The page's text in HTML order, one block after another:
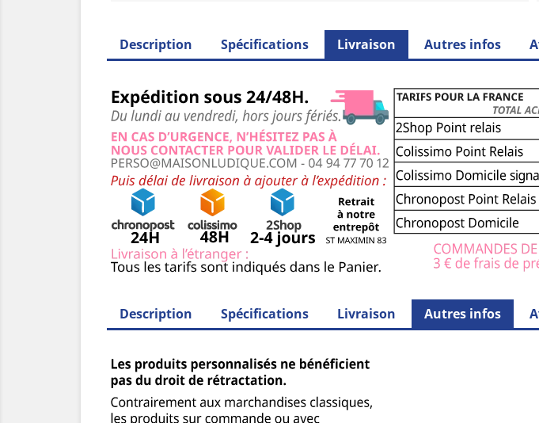
Description Spécifications Livraison Autres infos
Description Spécifications Livraison Autres infos